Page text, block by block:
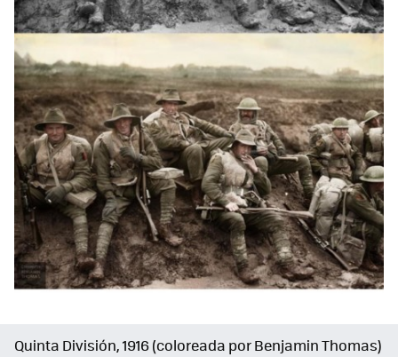
Quinta División, 1916 (coloreada por Benjamin Thomas)